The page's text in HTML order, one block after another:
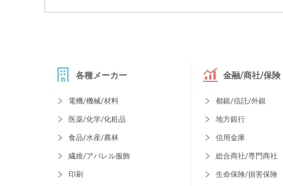
各種メーカー
電機/機械/材料
医薬/化学/化粧品
食品/水産/農林
繊維/アパレル服飾
印刷
金融/商社/保険
都銀/信託/外銀
地方銀行
信用金庫
総合商社/専門商社
生命保険/損害保険